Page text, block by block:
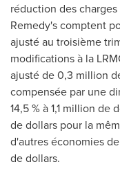
réduction des
Remedy's comptent
ajusté au troisième
modifications à la
ajusté de 0,3 million
compensée par une
14,5 % à 1,1 million
de dollars pour la
d'autres économies
de dollars.